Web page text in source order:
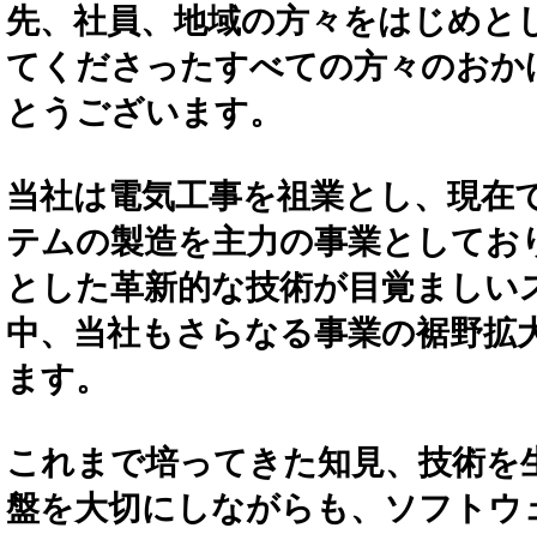
先、社員、地域の方々をはじめと
てくださったすべての方々のお
とうございます。
当社は電気工事を祖業とし、現在
テムの製造を主力の事業として
とした革新的な技術が目覚ましい
中、当社もさらなる事業の裾野拡
ます。
これまで培ってきた知見、技術を
盤を大切にしながらも、ソフトウ